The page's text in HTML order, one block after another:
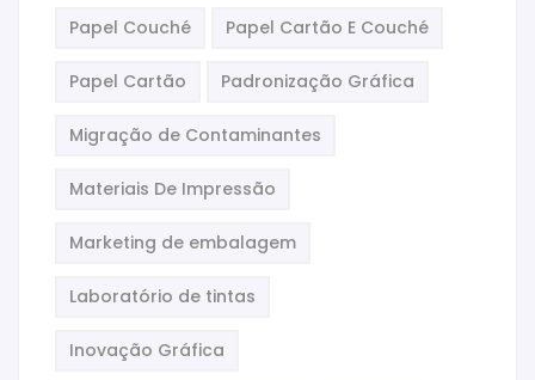
Papel Couché Papel Cartão E Couché
Papel Cartão Padronização Gráfica
Migração de Contaminantes
Materiais De Impressão
Marketing de embalagem
Laboratório de tintas
Inovação Gráfica